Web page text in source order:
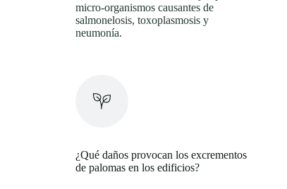
micro-organismos causantes de
salmonelosis, toxoplasmosis y
neumonía.
¿Qué daños provocan los excrementos
de palomas en los edificios?